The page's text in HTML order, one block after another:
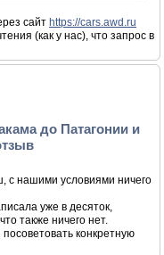
сайт https://cars.awd.ru
(как у нас), что запрос в
до Патагонии и
с нашими условиями ничего
уже в десяток,
также ничего нет.
конкретную